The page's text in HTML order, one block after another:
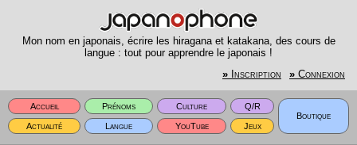
Mon nom en japonais, écrire les hiragana et katakana, des cours de
langue : tout pour apprendre le japonais !
» Inscription » Connexion
Accueil Prénoms Culture
Q/R
Boutique
Actualité
Langue YouTube Jeux